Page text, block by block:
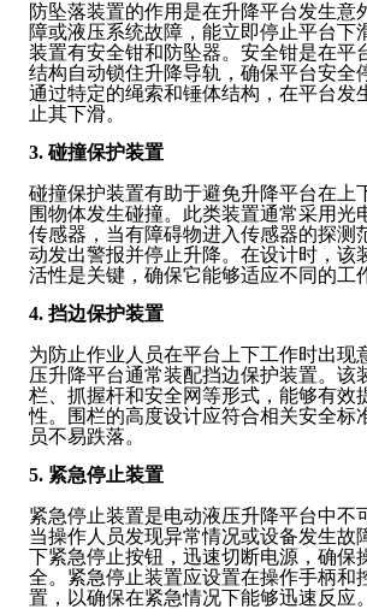
防坠落装置的作用是在升降平台发生意
障或液压系统故障，能立即停止平台下
装置有安全钳和防坠器。安全钳是在平
结构自动锁住升降导轨，确保平台安全
通过特定的绳索和锤体结构，在平台发
止其下滑。
3. 碰撞保护装置
碰撞保护装置有助于避免升降平台在上
围物体发生碰撞。此类装置通常采用光
传感器，当有障碍物进入传感器的探测
动发出警报并停止升降。在设计时，该
活性是关键，确保它能够适应不同的工
4. 挡边保护装置
为防止作业人员在平台上下工作时出现
压升降平台通常装配挡边保护装置。该
栏、抓握杆和安全网等形式，能够有效
性。围栏的高度设计应符合相关安全标
员不易跌落。
5. 紧急停止装置
紧急停止装置是电动液压升降平台中不
当操作人员发现异常情况或设备发生故
下紧急停止按钮，迅速切断电源，确保
全。紧急停止装置应设置在操作手柄和
置，以确保在紧急情况下能够迅速反应。